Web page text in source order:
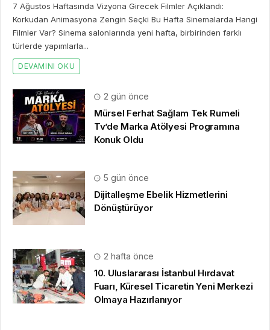
7 Ağustos Haftasında Vizyona Girecek Filmler Açıklandı:
Korkudan Animasyona Zengin Seçki Bu Hafta Sinemalarda Hangi
Filmler Var? Sinema salonlarında yeni hafta, birbirinden farklı
türlerde yapımlarla...
DEVAMINI OKU
2 gün önce
Mürsel Ferhat Sağlam Tek Rumeli
Tv’de Marka Atölyesi Programına
Konuk Oldu
5 gün önce
Dijitalleşme Ebelik Hizmetlerini
Dönüştürüyor
2 hafta önce
10. Uluslararası İstanbul Hırdavat
Fuarı, Küresel Ticaretin Yeni Merkezi
Olmaya Hazırlanıyor